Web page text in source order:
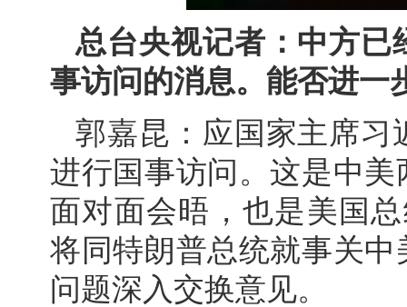
总台央视记者：中方已
事访问的消息。能否进一
郭嘉昆：应国家主席习
进行国事访问。这是中
面对面会晤，也是美国
将同特朗普总统就事关
问题深入交换意见。